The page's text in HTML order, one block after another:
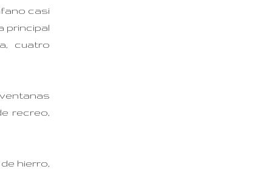
casi
principal
cuatro
recreo,
hierro,